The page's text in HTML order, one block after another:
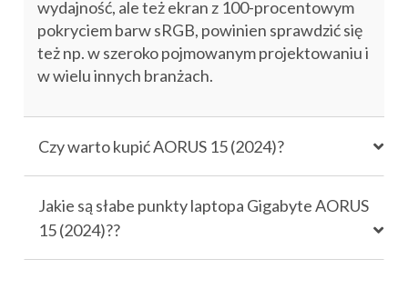
wydajność, ale też ekran z 100-procentowym
pokryciem barw sRGB, powinien sprawdzić się
też np. w szeroko pojmowanym projektowaniu i
w wielu innych branżach.
Czy warto kupić AORUS 15 (2024)?
Jakie są słabe punkty laptopa Gigabyte AORUS
15 (2024)??